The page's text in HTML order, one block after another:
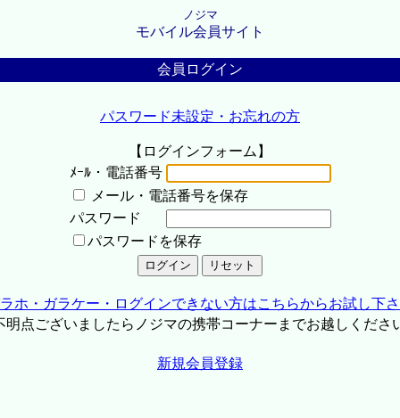
ノジマ
モバイル会員サイト
会員ログイン
パスワード未設定・お忘れの方
【ログインフォーム】
ﾒｰﾙ・電話番号
メール・電話番号を保存
パスワード
パスワードを保存
ホ・ガラケー・ログインできない方はこちらからお試し下
点ございましたらノジマの携帯コーナーまでお越しくださ
新規会員登録